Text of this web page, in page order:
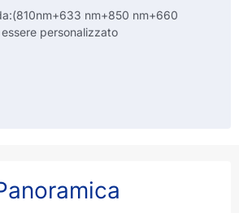
nm+850 nm+660
personalizzato